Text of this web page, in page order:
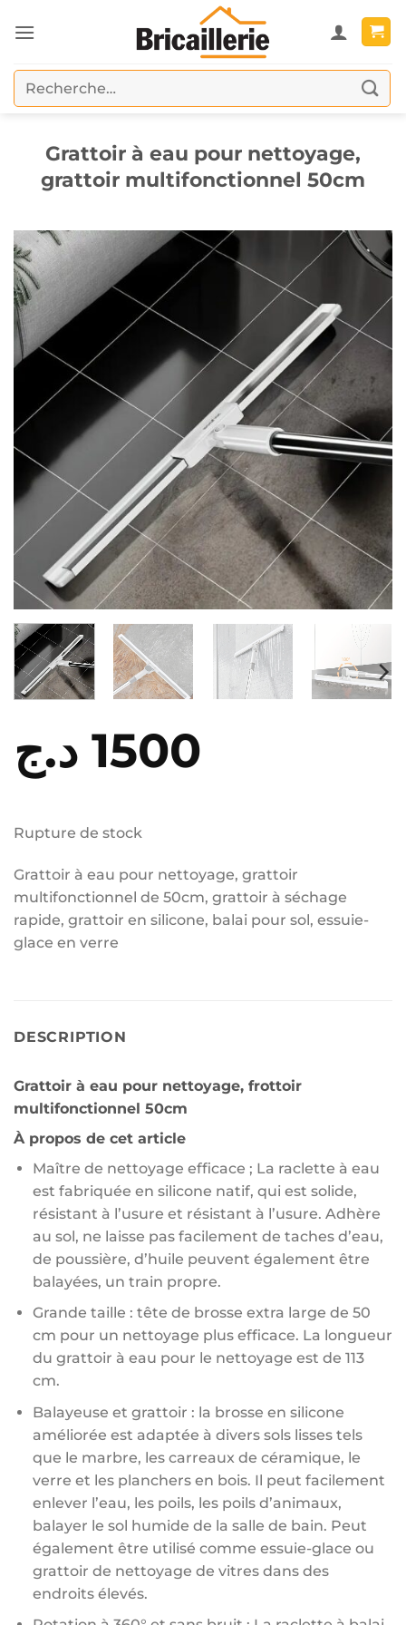
au
Recherche
pour :
Grattoir à eau pour nettoyage,
grattoir multifonctionnel 50cm
1500 د.ج
Rupture de stock
Grattoir à eau pour nettoyage, grattoir
multifonctionnel de 50cm, grattoir à séchage
rapide, grattoir en silicone, balai pour sol, essuie-
glace en verre
DESCRIPTION
Grattoir à eau pour nettoyage, frottoir
multifonctionnel 50cm
À propos de cet article
Maître de nettoyage efficace ; La raclette à eau
est fabriquée en silicone natif, qui est solide,
résistant à l’usure et résistant à l’usure. Adhère
au sol, ne laisse pas facilement de taches d’eau,
de poussière, d’huile peuvent également être
balayées, un train propre.
Grande taille : tête de brosse extra large de 50
cm pour un nettoyage plus efficace. La longueur
du grattoir à eau pour le nettoyage est de 113
cm.
Balayeuse et grattoir : la brosse en silicone
améliorée est adaptée à divers sols lisses tels
que le marbre, les carreaux de céramique, le
verre et les planchers en bois. Il peut facilement
enlever l’eau, les poils, les poils d’animaux,
balayer le sol humide de la salle de bain. Peut
également être utilisé comme essuie-glace ou
grattoir de nettoyage de vitres dans des
endroits élevés.